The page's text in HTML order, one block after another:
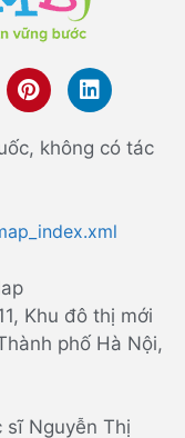
không có tác
Khu đô thị mới
phố Hà Nội,
sĩ Nguyễn Thị